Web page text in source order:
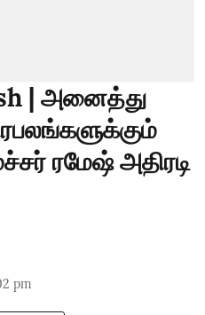
| அனைத்து
ரமேஷ் அதிரடி
pm